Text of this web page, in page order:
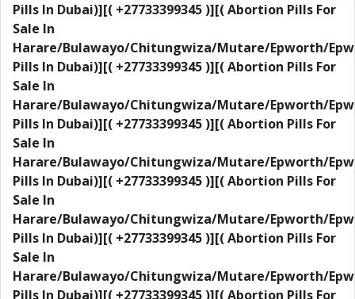
Pills In Dubai)][( +27733399345 )][( Abortion Pills For
Sale In
Harare/Bulawayo/Chitungwiza/Mutare/Epworth/
Pills In Dubai)][( +27733399345 )][( Abortion Pills For
Sale In
Harare/Bulawayo/Chitungwiza/Mutare/Epworth/
Pills In Dubai)][( +27733399345 )][( Abortion Pills For
Sale In
Harare/Bulawayo/Chitungwiza/Mutare/Epworth/
Pills In Dubai)][( +27733399345 )][( Abortion Pills For
Sale In
Harare/Bulawayo/Chitungwiza/Mutare/Epworth/
Pills In Dubai)][( +27733399345 )][( Abortion Pills For
Sale In
Harare/Bulawayo/Chitungwiza/Mutare/Epworth/
Pills In Dubai)][( +27733399345 )][( Abortion Pills For